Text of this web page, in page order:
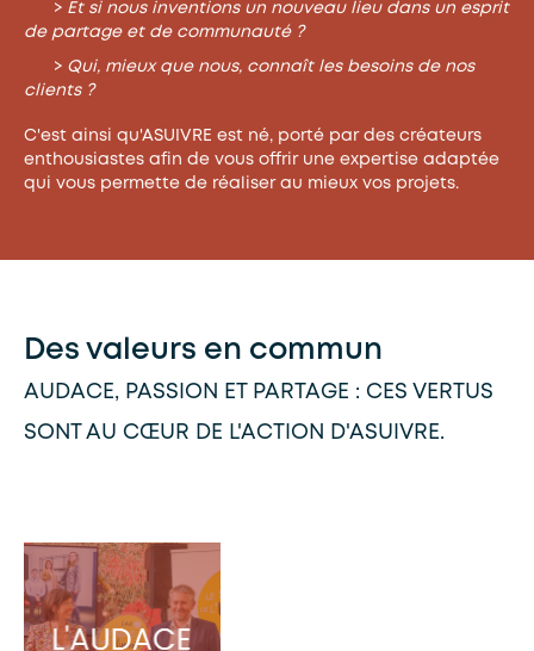
> Et si nous inventions un nouveau lieu dans un esprit
de partage et de communauté ?
> Qui, mieux que nous, connaît les besoins de nos
clients ?
C'est ainsi qu'ASUIVRE est né, porté par des créateurs
enthousiastes afin de vous offrir une expertise adaptée
qui vous permette de réaliser au mieux vos projets.
Des valeurs en commun
AUDACE, PASSION ET PARTAGE : CES VERTUS
SONT AU CŒUR DE L'ACTION D'ASUIVRE.